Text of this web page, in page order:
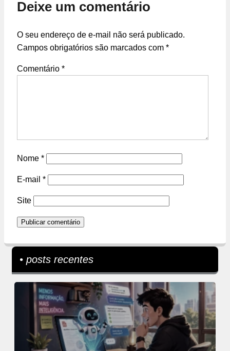
Deixe um comentário
O seu endereço de e-mail não será publicado.
Campos obrigatórios são marcados com *
Comentário *
Nome *
E-mail *
Site
• posts recentes